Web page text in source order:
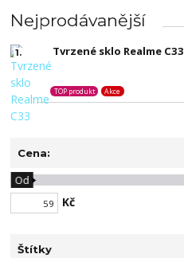
Nejprodávanější
1. Tvrzené sklo Realme C33
TOP produkt Akce
Cena:
Kč
Od
Štítky